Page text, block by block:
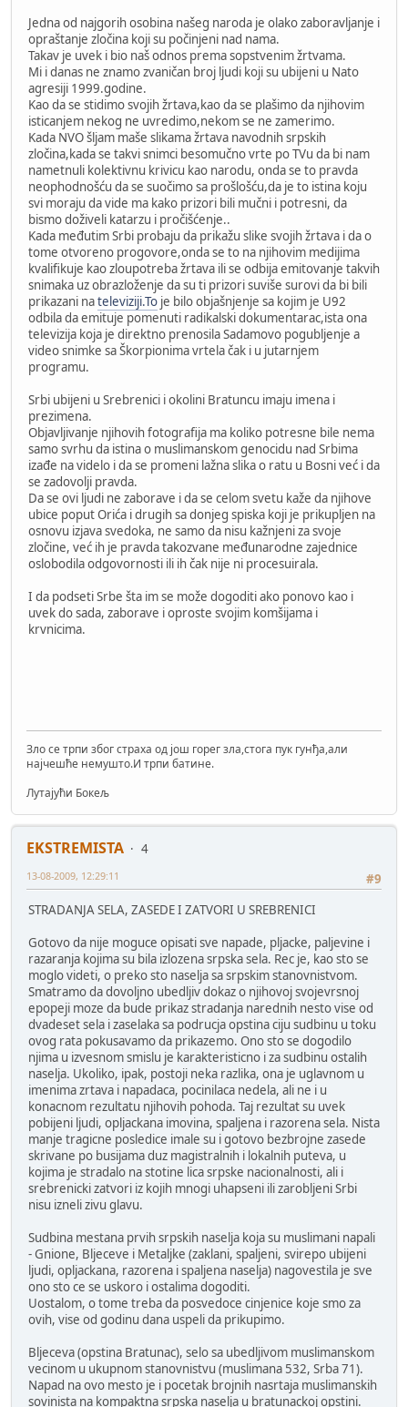
Jedna od najgorih osobina našeg naroda je olako zaboravljanje i
opraštanje zločina koji su počinjeni nad nama.
Takav je uvek i bio naš odnos prema sopstvenim žrtvama.
Mi i danas ne znamo zvaničan broj ljudi koji su ubijeni u Nato
agresiji 1999.godine.
Kao da se stidimo svojih žrtava,kao da se plašimo da njihovim
isticanjem nekog ne uvredimo,nekom se ne zamerimo.
Kada NVO šljam maše slikama žrtava navodnih srpskih
zločina,kada se takvi snimci besomučno vrte po TVu da bi nam
nametnuli kolektivnu krivicu kao narodu, onda se to pravda
neophodnošću da se suočimo sa prošlošću,da je to istina koju
svi moraju da vide ma kako prizori bili mučni i potresni, da
bismo doživeli katarzu i pročišćenje..
Kada međutim Srbi probaju da prikažu slike svojih žrtava i da o
tome otvoreno progovore,onda se to na njihovim medijima
kvalifikuje kao zloupotreba žrtava ili se odbija emitovanje takvih
snimaka uz obrazloženje da su ti prizori suviše surovi da bi bili
prikazani nateleviziji.To je bilo objašnjenje sa kojim je U92
odbila da emituje pomenuti radikalski dokumentarac,ista ona
televizija koja je direktno prenosila Sadamovo pogubljenje a
video snimke sa Škorpionima vrtela čak i u jutarnjem
programu.
Srbi ubijeni u Srebrenici i okolini Bratuncu imaju imena i
prezimena.
Objavljivanje njihovih fotografija ma koliko potresne bile nema
samo svrhu da istina o muslimanskom genocidu nad Srbima
izađe na videlo i da se promeni lažna slika o ratu u Bosni već i da
se zadovolji pravda.
Da se ovi ljudi ne zaborave i da se celom svetu kaže da njihove
ubice poput Orića i drugih sa donjeg spiska koji je prikupljen na
osnovu izjava svedoka, ne samo da nisu kažnjeni za svoje
zločine, već ih je pravda takozvane međunarodne zajednice
oslobodila odgovornosti ili ih čak nije ni procesuirala.
I da podseti Srbe šta im se može dogoditi ako ponovo kao i
uvek do sada, zaborave i oproste svojim komšijama i
krvnicima.
Зло се трпи због страха од још горег зла,стога пук гунђа,али
најчешће немушто.И трпи батине.
Лутајући Бокељ
EKSTREMISTA
4
#9
13-08-2009, 12:29:11
STRADANJA SELA, ZASEDE I ZATVORI U SREBRENICI
Gotovo da nije moguce opisati sve napade, pljacke, paljevine i
razaranja kojima su bila izlozena srpska sela. Rec je, kao sto se
moglo videti, o preko sto naselja sa srpskim stanovnistvom.
Smatramo da dovoljno ubedljiv dokaz o njihovoj svojevrsnoj
epopeji moze da bude prikaz stradanja narednih nesto vise od
dvadeset sela i zaselaka sa podrucja opstina ciju sudbinu u toku
ovog rata pokusavamo da prikazemo. Ono sto se dogodilo
njima u izvesnom smislu je karakteristicno i za sudbinu ostalih
naselja. Ukoliko, ipak, postoji neka razlika, ona je uglavnom u
imenima zrtava i napadaca, pocinilaca nedela, ali ne i u
konacnom rezultatu njihovih pohoda. Taj rezultat su uvek
pobijeni ljudi, opljackana imovina, spaljena i razorena sela. Nista
manje tragicne posledice imale su i gotovo bezbrojne zasede
skrivane po busijama duz magistralnih i lokalnih puteva, u
kojima je stradalo na stotine lica srpske nacionalnosti, ali i
srebrenicki zatvori iz kojih mnogi uhapseni ili zarobljeni Srbi
nisu izneli zivu glavu.
Sudbina mestana prvih srpskih naselja koja su muslimani napali
- Gnione, Bljeceve i Metaljke (zaklani, spaljeni, svirepo ubijeni
ljudi, opljackana, razorena i spaljena naselja) nagovestila je sve
ono sto ce se uskoro i ostalima dogoditi.
Uostalom, o tome treba da posvedoce cinjenice koje smo za
ovih, vise od godinu dana uspeli da prikupimo.
Bljeceva (opstina Bratunac), selo sa ubedljivom muslimanskom
vecinom u ukupnom stanovnistvu (muslimana 532, Srba 71).
Napad na ovo mesto je i pocetak brojnih nasrtaja muslimanskih
sovinista na kompaktna srpska naselja u bratunackoj opstini.